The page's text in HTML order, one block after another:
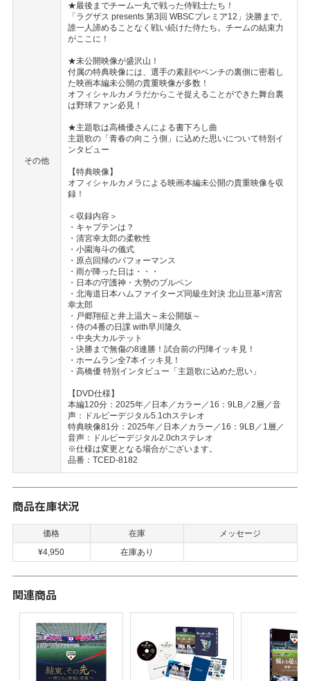
その他
★最後までチーム一丸で戦った侍戦士たち！
「ラグザス presents 第3回 WBSCプレミア12」決勝まで、
誰一人諦めることなく戦い続けた侍たち。チームの結束力
がここに！
★未公開映像が盛沢山！
付属の特典映像には、選手の素顔やベンチの裏側に密着し
た映画本編未公開の貴重映像が多数！
オフィシャルカメラだからこそ捉えることができた舞台裏
は野球ファン必見！
★主題歌は高橋優さんによる書下ろし曲
主題歌の「青春の向こう側」に込めた思いについて特別イ
ンタビュー
【特典映像】
オフィシャルカメラによる映画本編未公開の貴重映像を収
録！
＜収録内容＞
・キャプテンは？
・清宮幸太郎の柔軟性
・小園海斗の儀式
・原点回帰のパフォーマンス
・雨が降った日は・・・
・日本の守護神・大勢のブルペン
・北海道日本ハムファイターズ同級生対決 北山亘基×清宮
幸太郎
・戸郷翔征と井上温大～未公開版～
・侍の4番の日課 with早川隆久
・中央大カルテット
・決勝まで無傷の8連勝！試合前の円陣イッキ見！
・ホームラン全7本イッキ見！
・高橋優 特別インタビュー「主題歌に込めた思い」
【DVD仕様】
本編120分：2025年／日本／カラー／16：9LB／2層／音
声：ドルビーデジタル5.1chステレオ
特典映像81分：2025年／日本／カラー／16：9LB／1層／
音声：ドルビーデジタル2.0chステレオ
※仕様は変更となる場合がございます。
品番：TCED-8182
商品在庫状況
価格 在庫
メッセージ
¥4,950
在庫あり
関連商品